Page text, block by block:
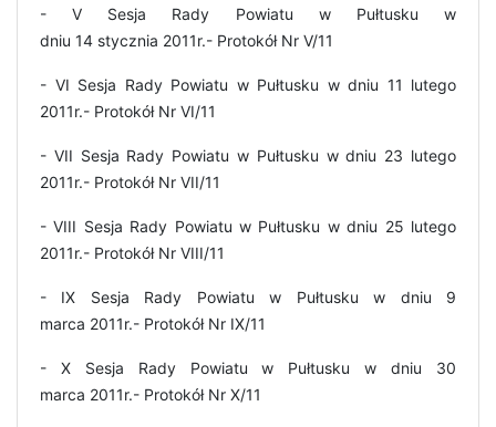
- V Sesja Rady Powiatu w Pułtusku w
dniu 14 stycznia 2011r.- Protokół Nr V/11
- VI Sesja Rady Powiatu w Pułtusku w dniu 11 lutego
2011r.- Protokół Nr VI/11
- VII Sesja Rady Powiatu w Pułtusku w dniu 23 lutego
2011r.- Protokół Nr VII/11
- VIII Sesja Rady Powiatu w Pułtusku w dniu 25 lutego
2011r.- Protokół Nr VIII/11
- IX Sesja Rady Powiatu w Pułtusku w dniu 9
marca 2011r.- Protokół Nr IX/11
- X Sesja Rady Powiatu w Pułtusku w dniu 30
marca 2011r.- Protokół Nr X/11